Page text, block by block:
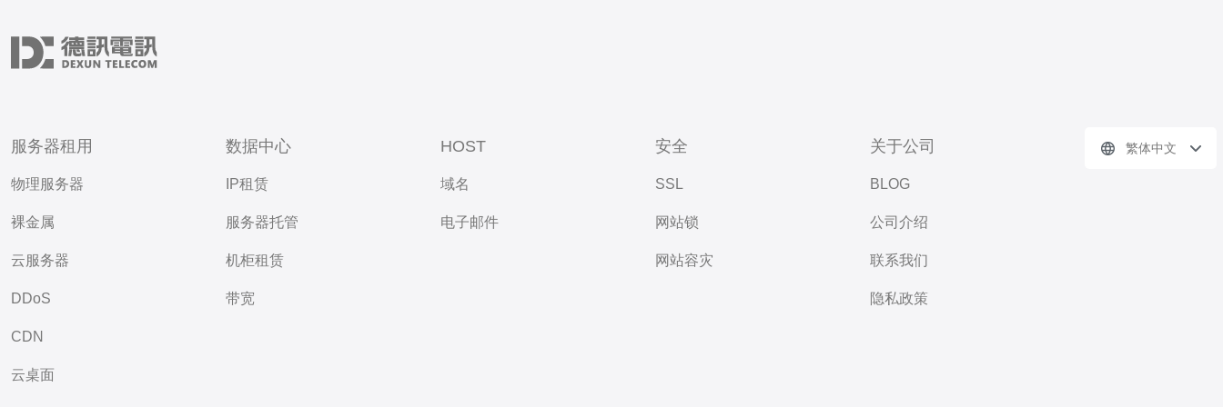
服务器租用
物理服务器
裸金属
云服务器
DDoS
CDN
云桌面
数据中心
IP租赁
服务器托管
机柜租赁
带宽
HOST
域名
电子邮件
安全
SSL
网站锁
网站容灾
关于公司
BLOG
公司介绍
联系我们
隐私政策
繁体中文